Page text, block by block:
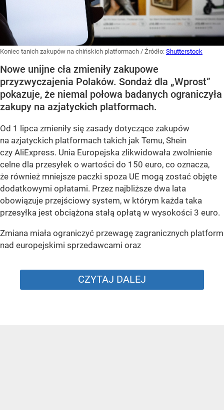
Koniec tanich zakupów na chińskich platformach / Źródło: Shutterstock
Nowe unijne cła zmieniły zakupowe
przyzwyczajenia Polaków. Sondaż dla „Wprost”
pokazuje, że niemal połowa badanych ograniczyła
zakupy na azjatyckich platformach.
Od 1 lipca zmieniły się zasady dotyczące zakupów
na azjatyckich platformach takich jak Temu, Shein
czy AliExpress. Unia Europejska zlikwidowała zwolnienie
celne dla przesyłek o wartości do 150 euro, co oznacza,
że również mniejsze paczki spoza UE mogą zostać objęte
dodatkowymi opłatami. Przez najbliższe dwa lata
obowiązuje przejściowy system, w którym każda taka
przesyłka jest obciążona stałą opłatą w wysokości 3 euro.
Zmiana miała ograniczyć przewagę zagranicznych platform
nad europejskimi sprzedawcami oraz
CZYTAJ DALEJ